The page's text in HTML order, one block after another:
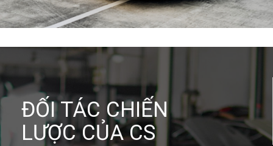
ĐỐI TÁC CHIẾN
LƯỢC CỦA CS